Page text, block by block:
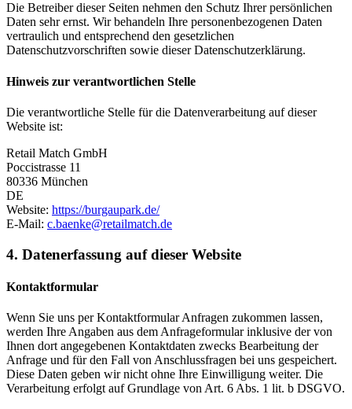
Die Betreiber dieser Seiten nehmen den Schutz Ihrer persönlichen
Daten sehr ernst. Wir behandeln Ihre personenbezogenen Daten
vertraulich und entsprechend den gesetzlichen
Datenschutzvorschriften sowie dieser Datenschutzerklärung.
Hinweis zur verantwortlichen Stelle
Die verantwortliche Stelle für die Datenverarbeitung auf dieser
Website ist:
Retail Match GmbH
Poccistrasse 11
80336 München
DE
Website: https://burgaupark.de/
E-Mail: c.baenke@retailmatch.de
4. Datenerfassung auf dieser Website
Kontaktformular
Wenn Sie uns per Kontaktformular Anfragen zukommen lassen,
werden Ihre Angaben aus dem Anfrageformular inklusive der von
Ihnen dort angegebenen Kontaktdaten zwecks Bearbeitung der
Anfrage und für den Fall von Anschlussfragen bei uns gespeichert.
Diese Daten geben wir nicht ohne Ihre Einwilligung weiter. Die
Verarbeitung erfolgt auf Grundlage von Art. 6 Abs. 1 lit. b DSGVO.